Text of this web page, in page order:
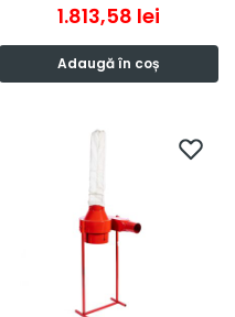
1.813,58 lei
Adaugă în coș